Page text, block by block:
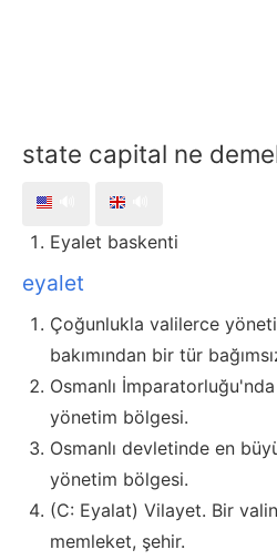
state capital ne
Eyalet baskenti
eyalet
Çoğunlukla valilerce
bakımından bir tür
Osmanlı
yönetim bölgesi.
Osmanlı devletinde en
yönetim bölgesi.
(C: Eyalat) Vilayet. Bir
memleket, şehir.